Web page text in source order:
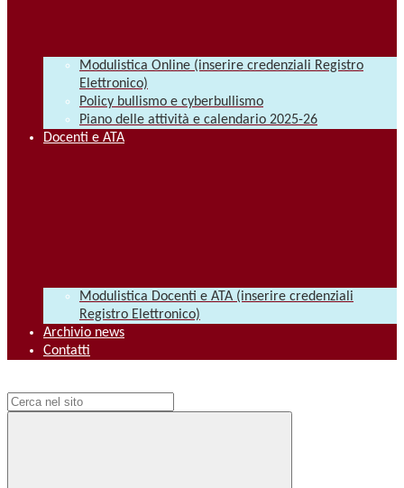
Modulistica Online (inserire credenziali Registro
Elettronico)
Policy bullismo e cyberbullismo
Piano delle attività e calendario 2025-26
Docenti e ATA
Modulistica Docenti e ATA (inserire credenziali
Registro Elettronico)
Archivio news
Contatti